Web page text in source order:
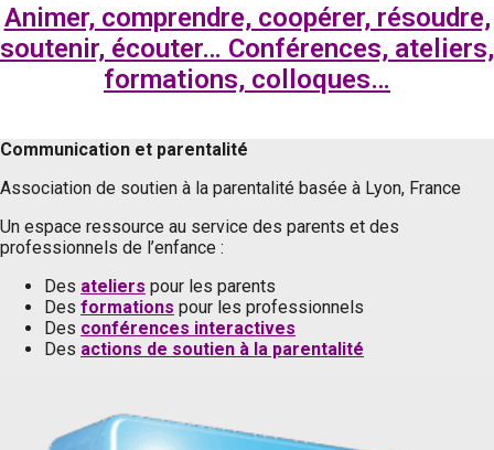
Animer, comprendre, coopérer, résoudre,
soutenir, écouter… Conférences, ateliers,
formations, colloques…
Communication et parentalité
Association de soutien à la parentalité basée à Lyon, France
Un espace ressource au service des parents et des
professionnels de l’enfance :
Des ateliers pour les parents
Des formations pour les professionnels
Des conférences interactives
Des actions de soutien à la parentalité